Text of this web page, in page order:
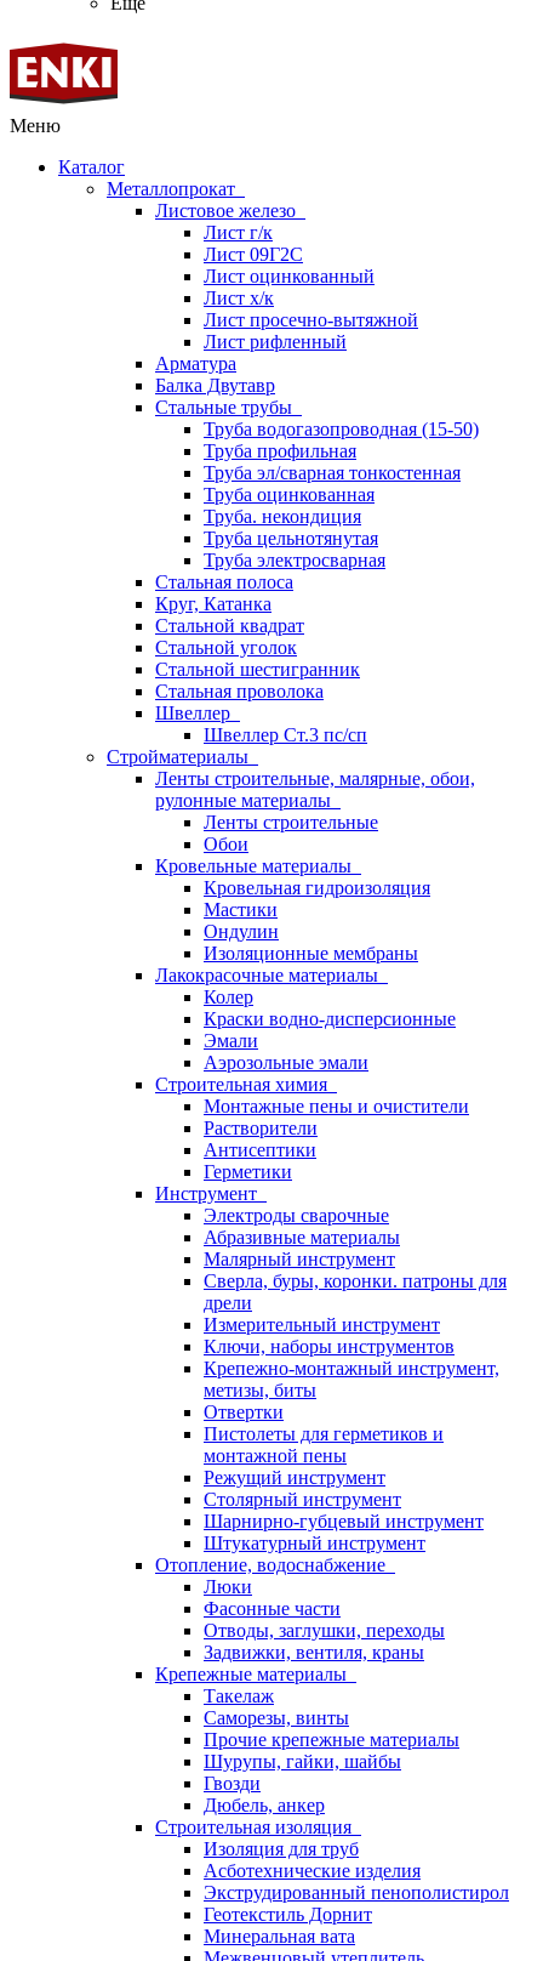
Меню
Каталог
Металлопрокат
Листовое железо
Лист г/к
Лист 09Г2С
Лист оцинкованный
Лист х/к
Лист просечно-вытяжной
Лист рифленный
Арматура
Балка Двутавр
Стальные трубы
Труба водогазопроводная (15-50)
Труба профильная
Труба эл/сварная тонкостенная
Труба оцинкованная
Труба. некондиция
Труба цельнотянутая
Труба электросварная
Стальная полоса
Круг, Катанка
Стальной квадрат
Стальной уголок
Стальной шестигранник
Стальная проволока
Швеллер
Швеллер Ст.3 пс/сп
Стройматериалы
Ленты строительные, малярные, обои,
рулонные материалы
Ленты строительные
Обои
Кровельные материалы
Кровельная гидроизоляция
Мастики
Ондулин
Изоляционные мембраны
Лакокрасочные материалы
Колер
Краски водно-дисперсионные
Эмали
Аэрозольные эмали
Строительная химия
Монтажные пены и очистители
Растворители
Антисептики
Герметики
Инструмент
Электроды сварочные
Абразивные материалы
Малярный инструмент
Сверла, буры, коронки. патроны для
дрели
Измерительный инструмент
Ключи, наборы инструментов
Крепежно-монтажный инструмент,
метизы, биты
Отвертки
Пистолеты для герметиков и
монтажной пены
Режущий инструмент
Столярный инструмент
Шарнирно-губцевый инструмент
Штукатурный инструмент
Отопление, водоснабжение
Люки
Фасонные части
Отводы, заглушки, переходы
Задвижки, вентиля, краны
Крепежные материалы
Такелаж
Саморезы, винты
Прочие крепежные материалы
Шурупы, гайки, шайбы
Гвозди
Дюбель, анкер
Строительная изоляция
Изоляция для труб
Асботехнические изделия
Экструдированный пенополистирол
Геотекстиль Дорнит
Минеральная вата